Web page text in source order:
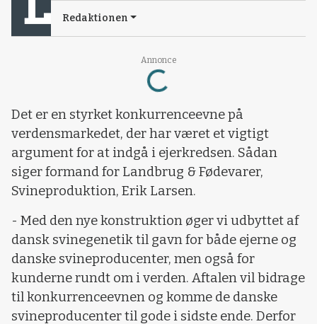
Annonce
Loading...
Redaktionen
Det er en styrket konkurrenceevne på
verdensmarkedet, der har været et vigtigt
argument for at indgå i ejerkredsen. Sådan
siger formand for Landbrug & Fødevarer,
Svineproduktion, Erik Larsen.
- Med den nye konstruktion øger vi udbyttet af
dansk svinegenetik til gavn for både ejerne og
danske svineproducenter, men også for
kunderne rundt om i verden. Aftalen vil bidrage
til konkurrenceevnen og komme de danske
svineproducenter til gode i sidste ende. Derfor